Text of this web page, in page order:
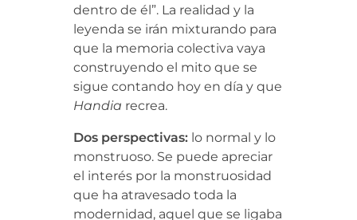
dentro de él”. La realidad y la
leyenda se irán mixturando para
que la memoria colectiva vaya
construyendo el mito que se
sigue contando hoy en día y que
Handia recrea.
Dos perspectivas:lo normal y lo
monstruoso. Se puede apreciar
el interés por la monstruosidad
que ha atravesado toda la
modernidad, aquel que se ligaba